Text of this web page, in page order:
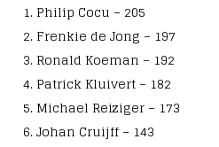
Philip Cocu – 205
Frenkie de Jong – 197
Ronald Koeman – 192
Patrick Kluivert – 182
Michael Reiziger – 173
Johan Cruijff – 143